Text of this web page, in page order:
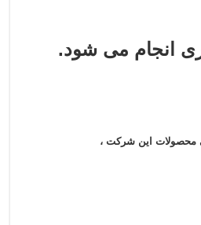
انجام می شود.
محصولات این شرکت ،